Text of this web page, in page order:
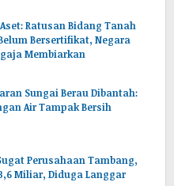
Ratusan Bidang Tanah
Bersertifikat, Negara
Membiarkan
Sungai Berau Dibantah:
Air Tampak Bersih
Perusahaan Tambang,
Miliar, Diduga Langgar